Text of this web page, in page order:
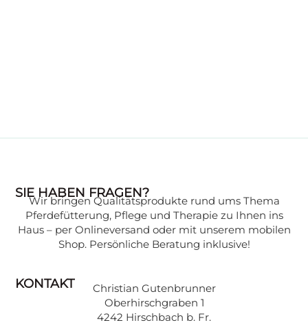
Wissen, das Ihr Pferd gesund hält:
Expertenwissen zu verschiedenen
Themen, verständlich erklärt, finden Sie in
unserer Beratungsecke.
ZU DEN BEITRÄGEN
SIE HABEN FRAGEN?
Wir bringen Qualitätsprodukte rund ums Thema
Pferdefütterung, Pflege und Therapie zu Ihnen ins
Haus – per Onlineversand oder mit unserem mobilen
Shop. Persönliche Beratung inklusive!
KONTAKT
Christian Gutenbrunner
Oberhirschgraben 1
4242 Hirschbach b. Fr.